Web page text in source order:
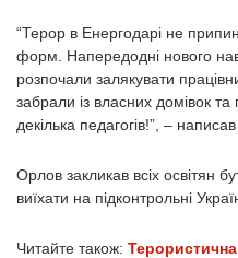
“Терор в Енергодарі не
форм. Напередодні нового
розпочали залякувати
забрали із власних домівок
декілька педагогів!”, – написав
Орлов закликав всіх освітян
виїхати на підконтрольні
Читайте також: